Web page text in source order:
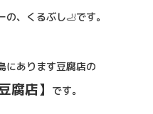
、くるぶし🦶です。
にあります豆腐店の
腐店】 です。